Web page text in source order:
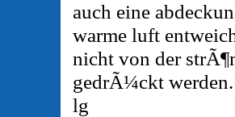
auch eine
warme luft
nicht von der
gedrÃ¼ckt werden.
lg